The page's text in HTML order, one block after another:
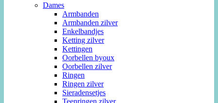
Dames
Armbanden
Armbanden zilver
Enkelbandjes
Ketting zilver
Kettingen
Oorbellen byoux
Oorbellen zilver
Ringen
Ringen zilver
Sieradensetjes
Teenringen zilver